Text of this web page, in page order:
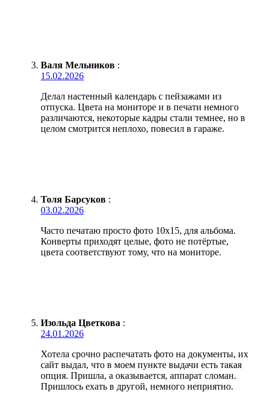
Валя Мельников :
15.02.2026
Делал настенный календарь с пейзажами из
отпуска. Цвета на мониторе и в печати немного
различаются, некоторые кадры стали темнее, но в
целом смотрится неплохо, повесил в гараже.
Толя Барсуков :
03.02.2026
Часто печатаю просто фото 10х15, для альбома.
Конверты приходят целые, фото не потёртые,
цвета соответствуют тому, что на мониторе.
Изольда Цветкова :
24.01.2026
Хотела срочно распечатать фото на документы, их
сайт выдал, что в моем пункте выдачи есть такая
опция. Пришла, а оказывается, аппарат сломан.
Пришлось ехать в другой, немного неприятно.